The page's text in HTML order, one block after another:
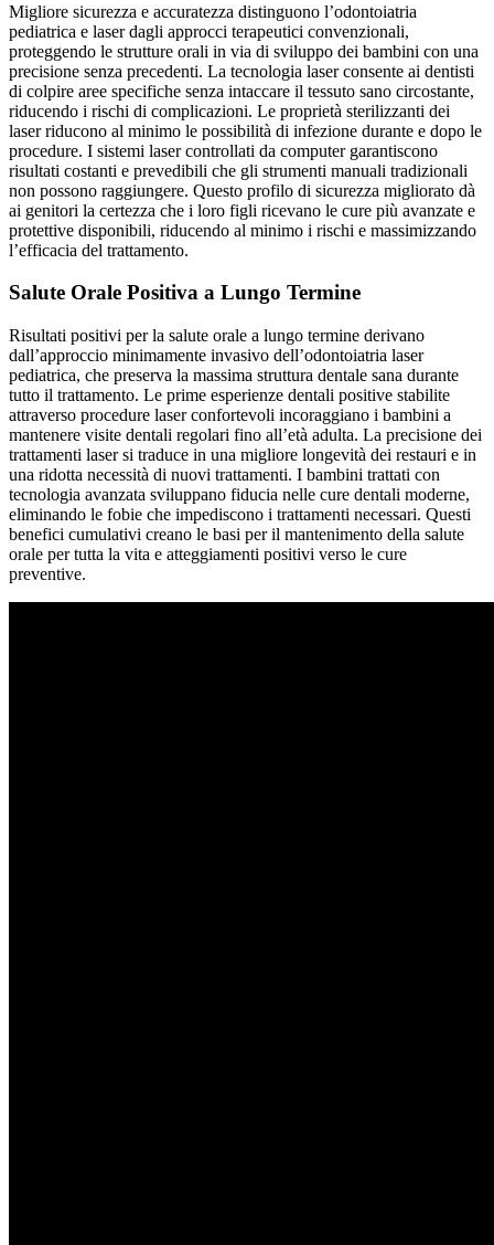
Migliore sicurezza e accuratezza distinguono l’odontoiatria
pediatrica e laser dagli approcci terapeutici convenzionali,
proteggendo le strutture orali in via di sviluppo dei bambini con una
precisione senza precedenti. La tecnologia laser consente ai dentisti
di colpire aree specifiche senza intaccare il tessuto sano circostante,
riducendo i rischi di complicazioni. Le proprietà sterilizzanti dei
laser riducono al minimo le possibilità di infezione durante e dopo le
procedure. I sistemi laser controllati da computer garantiscono
risultati costanti e prevedibili che gli strumenti manuali tradizionali
non possono raggiungere. Questo profilo di sicurezza migliorato dà
ai genitori la certezza che i loro figli ricevano le cure più avanzate e
protettive disponibili, riducendo al minimo i rischi e massimizzando
l’efficacia del trattamento.
Salute Orale Positiva a Lungo Termine
Risultati positivi per la salute orale a lungo termine derivano
dall’approccio minimamente invasivo dell’odontoiatria laser
pediatrica, che preserva la massima struttura dentale sana durante
tutto il trattamento. Le prime esperienze dentali positive stabilite
attraverso procedure laser confortevoli incoraggiano i bambini a
mantenere visite dentali regolari fino all’età adulta. La precisione dei
trattamenti laser si traduce in una migliore longevità dei restauri e in
una ridotta necessità di nuovi trattamenti. I bambini trattati con
tecnologia avanzata sviluppano fiducia nelle cure dentali moderne,
eliminando le fobie che impediscono i trattamenti necessari. Questi
benefici cumulativi creano le basi per il mantenimento della salute
orale per tutta la vita e atteggiamenti positivi verso le cure
preventive.